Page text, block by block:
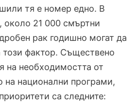
тя е номер едно. В
21 000 смъртни
рак годишно могат да
този фактор. Съществено
на необходимостта от
на национални програми,
са следните: